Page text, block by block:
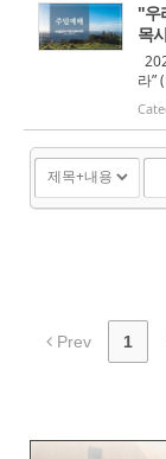
"우
목
라”
Prev 1